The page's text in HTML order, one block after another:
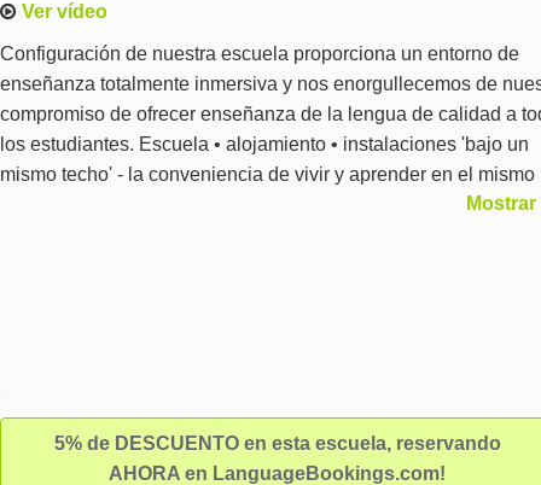
Ver vídeo
Configuración de nuestra escuela proporciona un entorno de
enseñanza totalmente inmersiva y nos enorgullecemos de
compromiso de ofrecer enseñanza de la lengua de calidad a
los estudiantes. Escuela • alojamiento • instalaciones 'bajo un
mismo techo' - la conveniencia de vivir y aprender en el mismo
edificio, minimizando viajar tiempo y costes mientras disfruta
Mostrar
5% de DESCUENTO en esta escuela, reservando
AHORA en LanguageBookings.com!